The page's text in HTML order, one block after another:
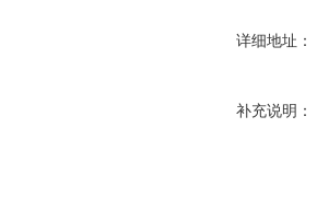
详细地址：
补充说明：